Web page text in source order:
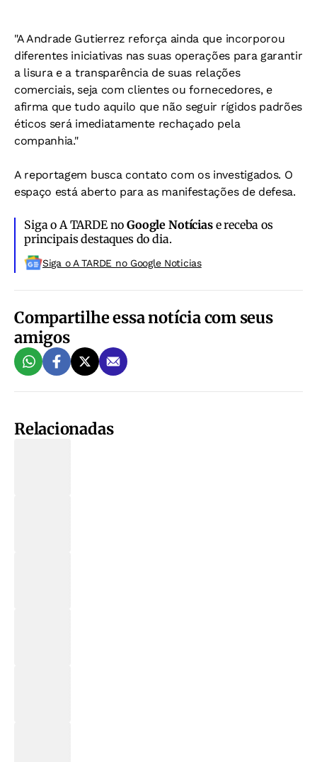
"A Andrade Gutierrez reforça ainda que incorporou
diferentes iniciativas nas suas operações para garantir
a lisura e a transparência de suas relações
comerciais, seja com clientes ou fornecedores, e
afirma que tudo aquilo que não seguir rígidos padrões
éticos será imediatamente rechaçado pela
companhia."
A reportagem busca contato com os investigados. O
espaço está aberto para as manifestações de defesa.
Siga o A TARDE noGoogle Notíciase receba os
principais destaques do dia.
Siga o A TARDE no Google Noticias
Compartilhe essa notícia com seus
amigos
Relacionadas